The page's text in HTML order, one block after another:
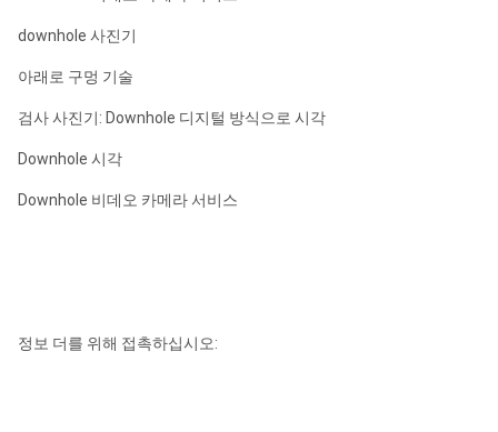
downhole 사진기
아래로 구멍 기술
검사 사진기: Downhole 디지털 방식으로 시각
Downhole 시각
Downhole 비데오 카메라 서비스
정보 더를 위해 접촉하십시오: